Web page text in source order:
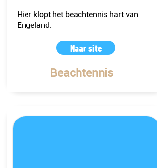
Hier klopt het beachtennis hart van
Engeland.
Naar site
Beachtennis